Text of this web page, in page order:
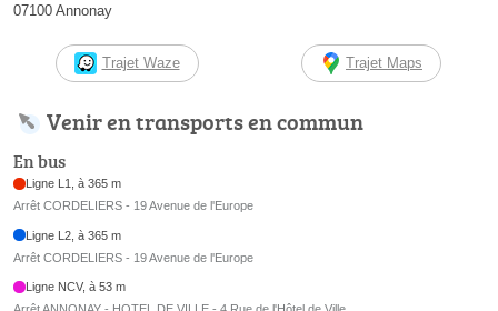
07100 Annonay
Trajet Waze Trajet Maps
Venir en transports en commun
En bus
Ligne L1, à 365 m
Arrêt CORDELIERS - 19 Avenue de l'Europe
Ligne L2, à 365 m
Arrêt CORDELIERS - 19 Avenue de l'Europe
Ligne NCV, à 53 m